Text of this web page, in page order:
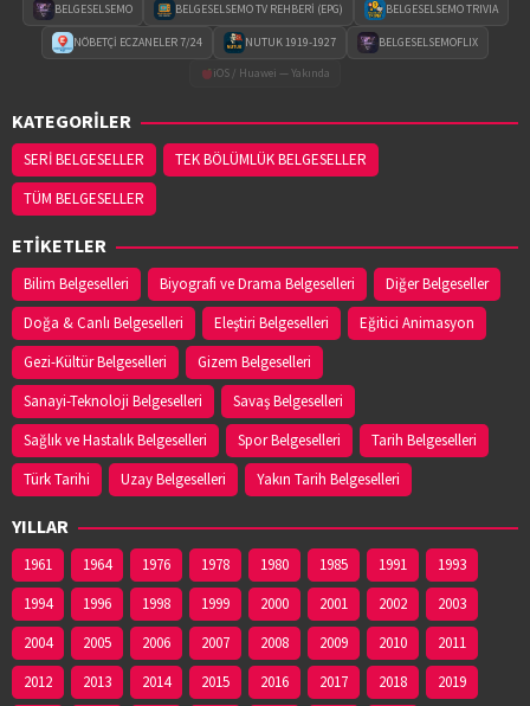
BELGESELSEMO BELGESELSEMO TV REHBERİ (EPG) BELGESELSEMO TRIVIA
NÖBETÇİ ECZANELER 7/24 NUTUK 1919-1927
BELGESELSEMOFLIX
iOS / Huawei — Yakında
KATEGORİLER
SERİ BELGESELLER
TEK BÖLÜMLÜK BELGESELLER
TÜM BELGESELLER
ETİKETLER
Bilim Belgeselleri Biyografi ve Drama Belgeselleri
Diğer Belgeseller
Doğa & Canlı Belgeselleri
Eleştiri Belgeselleri
Eğitici Animasyon
Gezi-Kültür Belgeselleri
Gizem Belgeselleri
Sanayi-Teknoloji Belgeselleri
Savaş Belgeselleri
Sağlık ve Hastalık Belgeselleri
Spor Belgeselleri
Tarih Belgeselleri
Türk Tarihi
Uzay Belgeselleri Yakın Tarih Belgeselleri
YILLAR
1961 1964 1976 1978 1980 1985 1991
1993
1994
1996 1998 1999 2000 2001 2002
2003
2004
2005 2006 2007 2008 2009 2010
2011
2012
2013 2014 2015 2016 2017 2018 2019